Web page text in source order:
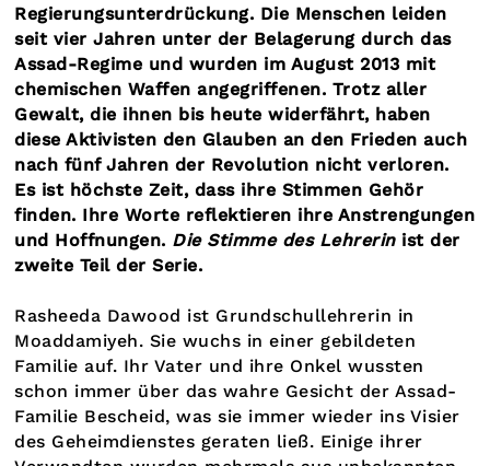
Regierungsunterdrückung. Die Menschen leiden
seit vier Jahren unter der Belagerung durch das
Assad-Regime und wurden im August 2013 mit
chemischen Waffen angegriffenen. Trotz aller
Gewalt, die ihnen bis heute widerfährt, haben
diese Aktivisten den Glauben an den Frieden auch
nach fünf Jahren der Revolution nicht verloren.
Es ist höchste Zeit, dass ihre Stimmen Gehör
finden. Ihre Worte reflektieren ihre Anstrengungen
und Hoffnungen. Die Stimme des Lehrerinist der
zweite Teil der Serie.
Rasheeda Dawood ist Grundschullehrerin in
Moaddamiyeh. Sie wuchs in einer gebildeten
Familie auf. Ihr Vater und ihre Onkel wussten
schon immer über das wahre Gesicht der Assad-
Familie Bescheid, was sie immer wieder ins Visier
des Geheimdienstes geraten ließ. Einige ihrer